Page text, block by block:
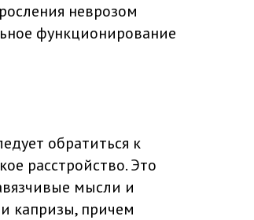
неврозом
функционирование
обратиться к
расстройство. Это
мысли и
капризы, причем